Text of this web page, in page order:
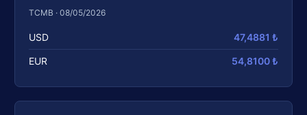
TCMB · 08/05/2026
USD 47,4881 ₺
EUR 54,8100 ₺